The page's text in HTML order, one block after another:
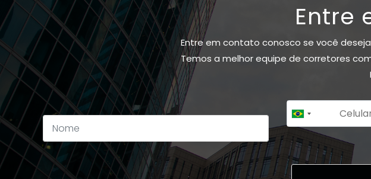
Entre
Entre em contato conosco se você
Temos a melhor equipe de corretores
Brazil
+55